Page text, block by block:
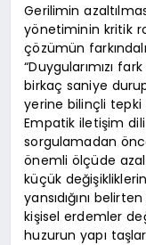
Gerilimin
yönetiminin kritik
çözümün
“Duygularımızı
birkaç saniye
yerine bilinçli
Empatik iletişim
sorgulamadan
önemli ölçüde
küçük
yansıdığını
kişisel erdemler
huzurun yapı